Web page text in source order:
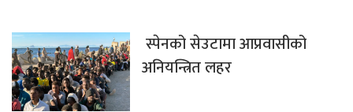
स्पेनको सेउटामा आप्रवासीको
अनियन्त्रित लहर